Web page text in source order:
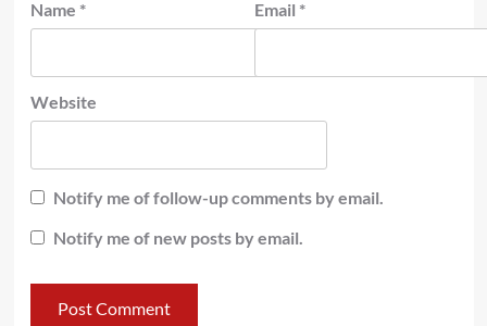
Name * Email *
Website
Notify me of follow-up comments by email.
Notify me of new posts by email.